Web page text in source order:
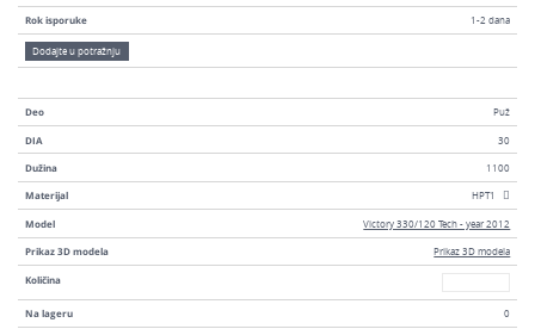
Rok isporuke 1-2 dana
Dodajte u potražnju
Deo Puž
DIA 30
Dužina 1100
Materijal HPT1
Model Victory 330/120 Tech - year 2012
Prikaz 3D modela Prikaz 3D modela
Količina
Na lageru 0